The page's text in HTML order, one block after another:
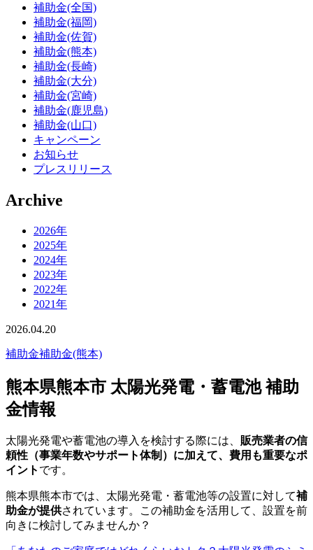
補助金(全国)
補助金(福岡)
補助金(佐賀)
補助金(熊本)
補助金(長崎)
補助金(大分)
補助金(宮崎)
補助金(鹿児島)
補助金(山口)
キャンペーン
お知らせ
プレスリリース
Archive
2026年
2025年
2024年
2023年
2022年
2021年
2026.04.20
補助金補助金(熊本)
熊本県熊本市 太陽光発電・蓄電池 補助
金情報
太陽光発電や蓄電池の導入を検討する際には、 販売業者の信
頼性（事業年数やサポート体制）に加えて、費用も重要なポ
イント です。
熊本県熊本市では、太陽光発電・蓄電池等の設置に対して補
助金が提供されています。この補助金を活用して、設置を前
向きに検討してみませんか？